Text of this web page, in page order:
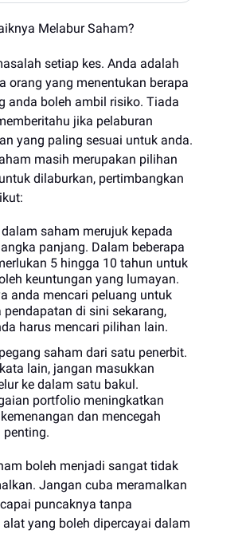
Melabur Saham?
setiap kes. Anda adalah
orang yang menentukan berapa
anda boleh ambil risiko. Tiada
jika pelaburan
yang paling sesuai untuk anda.
masih merupakan pilihan
dilaburkan, pertimbangkan
saham merujuk kepada
panjang. Dalam beberapa
5 hingga 10 tahun untuk
keuntungan yang lumayan.
anda mencari peluang untuk
pendapatan di sini sekarang,
harus mencari pilihan lain.
saham dari satu penerbit.
lain, jangan masukkan
ke dalam satu bakul.
portfolio meningkatkan
dan mencegah
penting.
boleh menjadi sangat tidak
Jangan cuba meramalkan
puncaknya tanpa
yang boleh dipercayai dalam